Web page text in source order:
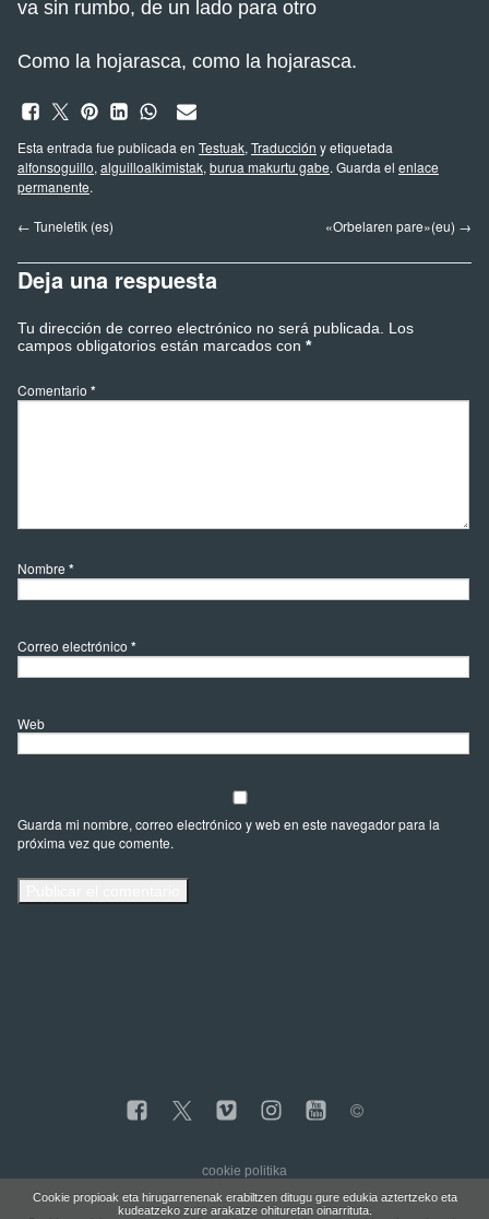
va sin rumbo, de un lado para otro
Como la hojarasca, como la hojarasca.
Esta entrada fue publicada en Testuak, Traducción y etiquetada
alfonsoguillo, alguilloalkimistak, burua makurtu gabe. Guarda el enlace
permanente.
← Tuneletik (es) «Orbelaren pare»(eu) →
Deja una respuesta
Tu dirección de correo electrónico no será publicada.
Los
campos obligatorios están marcados con *
Comentario *
Nombre *
Correo electrónico *
Web
Guarda mi nombre, correo electrónico y web en este navegador para la
próxima vez que comente.
cookie politika
Cookie propioak eta hirugarrenenak erabiltzen ditugu gure edukia aztertzeko eta
kudeatzeko zure arakatze ohituretan oinarrituta.